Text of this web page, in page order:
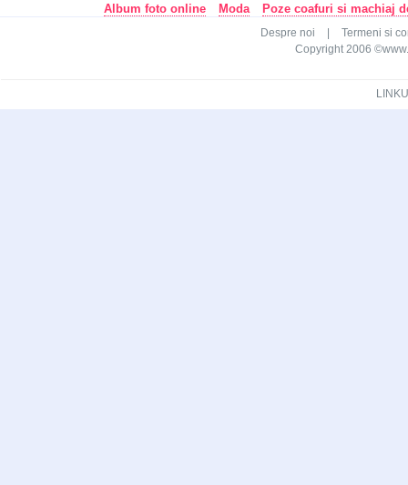
Album foto online
Moda Poze coafuri si machiaj
Despre noi
Termeni si
Copyright 2006